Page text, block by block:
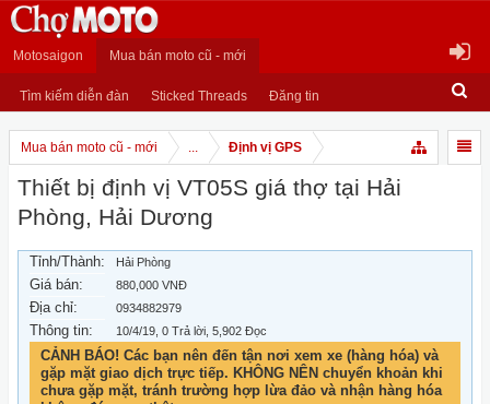
Motosaigon Mua bán moto cũ - mới
Tìm kiếm diễn đàn Sticked Threads Đăng tin
Mua bán moto cũ - mới ... Định vị GPS
Thiết bị định vị VT05S giá thợ tại Hải
Phòng, Hải Dương
Tỉnh/Thành: Hải Phòng
Giá bán: 880,000 VNĐ
Địa chỉ: 0934882979
Thông tin: 10/4/19 , 0 Trả lời, 5,902 Đọc
CẢNH BÁO! Các bạn nên đến tận nơi xem xe (hàng hóa) và
gặp mặt giao dịch trực tiếp. KHÔNG NÊN chuyển khoản khi
chưa gặp mặt, tránh trường hợp lừa đảo và nhận hàng hóa